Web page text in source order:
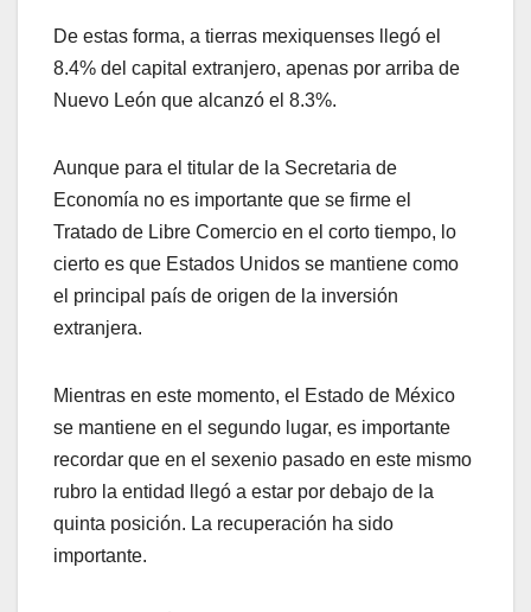
De estas forma, a tierras mexiquenses llegó el
8.4% del capital extranjero, apenas por arriba de
Nuevo León que alcanzó el 8.3%.
Aunque para el titular de la Secretaria de
Economía no es importante que se firme el
Tratado de Libre Comercio en el corto tiempo, lo
cierto es que Estados Unidos se mantiene como
el principal país de origen de la inversión
extranjera.
Mientras en este momento, el Estado de México
se mantiene en el segundo lugar, es importante
recordar que en el sexenio pasado en este mismo
rubro la entidad llegó a estar por debajo de la
quinta posición. La recuperación ha sido
importante.